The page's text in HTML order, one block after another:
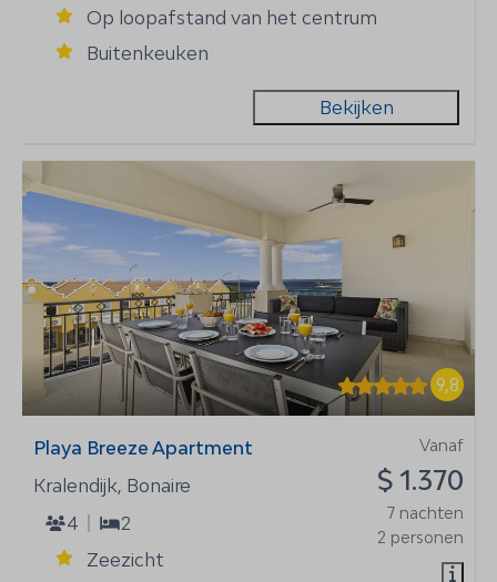
Op loopafstand van het centrum
Buitenkeuken
Bekijken
9,8
Vanaf
$ 1.370
7 nachten
2 personen
Playa Breeze Apartment
Kralendijk, Bonaire
4
2
Zeezicht